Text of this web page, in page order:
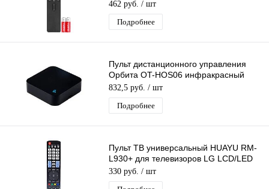
462 руб. / шт
Подробнее
Пульт дистанционного управления
Орбита OT-HOS06 инфракрасный
пульт, Рабочий диапазон 10 м на 360°
832,5 руб. / шт
Подробнее
Пульт ТВ универсальный HUAYU RM-
L930+ для телевизоров LG LCD/LED
корпус AKB72914293 3D
330 руб. / шт